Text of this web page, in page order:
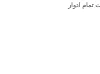
ادوار